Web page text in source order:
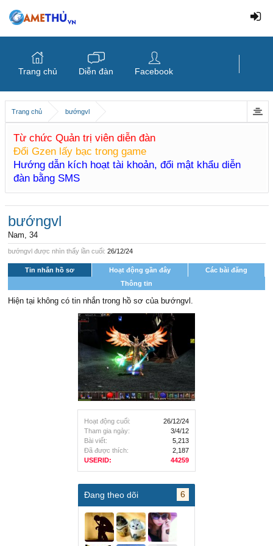
Trang chủ bướngvl
Từ chức Quản trị viên diễn đàn
Đổi Gzen lấy bạc trong game
Hướng dẫn kích hoạt tài khoản, đổi mật khẩu diễn
đàn bằng SMS
Hoạt động cuối:
26/12/24
Tham gia ngày:
3/4/12
Bài viết:
5,213
Đã được thích:
2,187
USERID:
44259
Đang theo dõi 6
bướngvl
Nam, 34
bướngvl được nhìn thấy lần cuối: 26/12/24
Tin nhắn hồ sơ Hoạt động gần đây
Các bài đăng
Thông tin
Hiện tại không có tin nhắn trong hồ sơ của bướngvl.
Trang chủ Diễn đàn Facebook